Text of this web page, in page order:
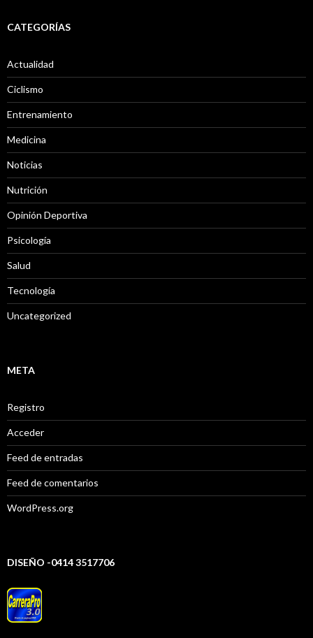
CATEGORÍAS
Actualidad
Ciclismo
Entrenamiento
Medicina
Noticias
Nutrición
Opinión Deportiva
Psicología
Salud
Tecnología
Uncategorized
META
Registro
Acceder
Feed de entradas
Feed de comentarios
WordPress.org
DISEÑO -0414 3517706